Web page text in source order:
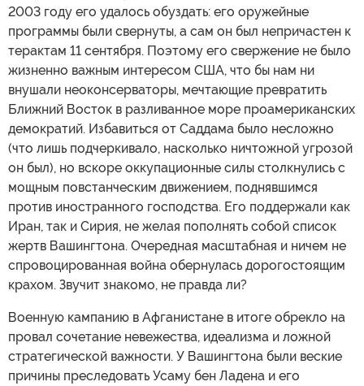
2003 году его удалось обуздать: его оружейные
программы были свернуты, а сам он был непричастен к
терактам 11 сентября. Поэтому его свержение не было
жизненно важным интересом США, что бы нам ни
внушали неоконсерваторы, мечтающие превратить
Ближний Восток в разливанное море проамериканских
демократий. Избавиться от Саддама было несложно
(что лишь подчеркивало, насколько ничтожной угрозой
он был), но вскоре оккупационные силы столкнулись с
мощным повстанческим движением, поднявшимся
против иностранного господства. Его поддержали как
Иран, так и Сирия, не желая пополнять собой список
жертв Вашингтона. Очередная масштабная и ничем не
спровоцированная война обернулась дорогостоящим
крахом. Звучит знакомо, не правда ли?
Военную кампанию в Афганистане в итоге обрекло на
провал сочетание невежества, идеализма и ложной
стратегической важности. У Вашингтона были веские
причины преследовать Усаму бен Ладена и его